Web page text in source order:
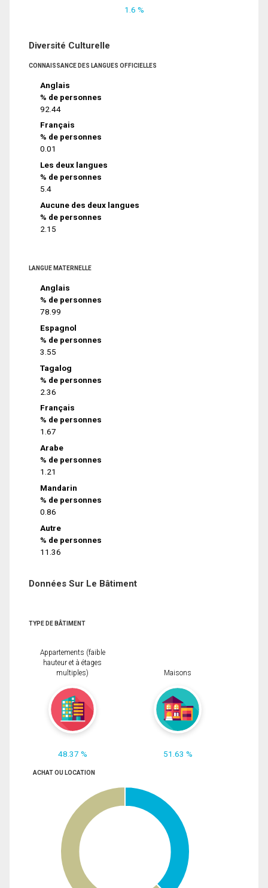
1.6 %
Diversité Culturelle
CONNAISSANCE DES LANGUES OFFICIELLES
Anglais
% de personnes
92.44
Français
% de personnes
0.01
Les deux langues
% de personnes
5.4
Aucune des deux langues
% de personnes
2.15
LANGUE MATERNELLE
Anglais
% de personnes
78.99
Espagnol
% de personnes
3.55
Tagalog
% de personnes
2.36
Français
% de personnes
1.67
Arabe
% de personnes
1.21
Mandarin
% de personnes
0.86
Autre
% de personnes
11.36
Données Sur Le Bâtiment
TYPE DE BÂTIMENT
Appartements (faible
hauteur et à étages
multiples)
48.37 %
Maisons
51.63 %
ACHAT OU LOCATION